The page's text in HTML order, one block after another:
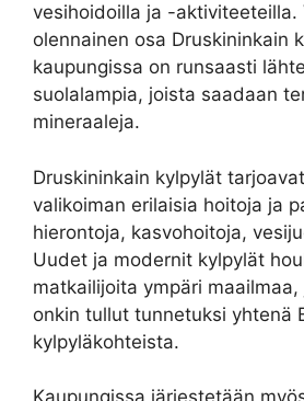
vesihoidoilla ja -aktiviteeteilla.
olennainen osa Druskininkain
kaupungissa on runsaasti
suolalampia, joista saadaan
mineraaleja.
Druskininkain kylpylät
valikoiman erilaisia hoitoja ja
hierontoja, kasvohoitoja,
Uudet ja modernit kylpylät
matkailijoita ympäri maailmaa,
onkin tullut tunnetuksi yhtenä
kylpyläkohteista.